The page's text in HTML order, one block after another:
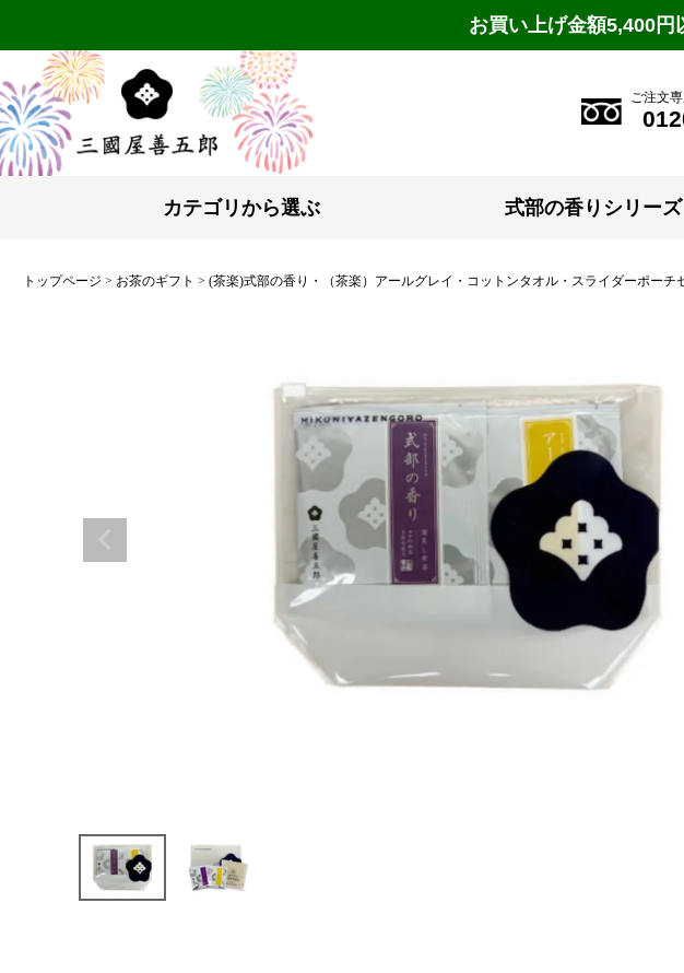
お買い上げ金額5,400円
ご注文
カテゴリから選ぶ 式部の香りシリーズ
トップページ お茶のギフト (茶楽)式部の香り・（茶楽）アールグレイ・コットンタオル・スライダーポーチ